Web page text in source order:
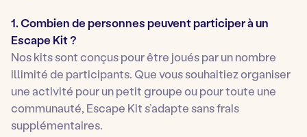
1. Combien de personnes peuvent participer à un
Escape Kit ?
Nos kits sont conçus pour être joués par un nombre
illimité de participants. Que vous souhaitiez organiser
une activité pour un petit groupe ou pour toute une
communauté, Escape Kit s’adapte sans frais
supplémentaires.